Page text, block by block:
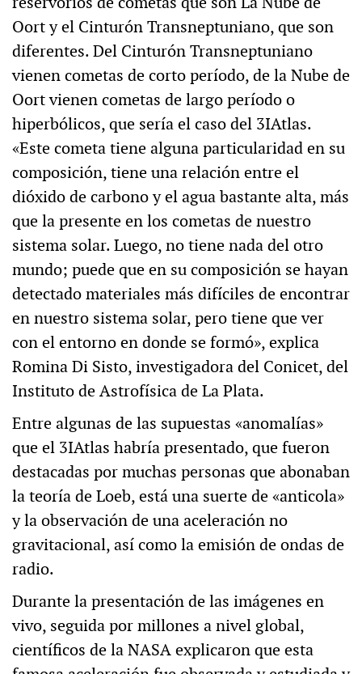
Oort y el Cinturón Transneptuniano, que son
diferentes. Del Cinturón Transneptuniano
vienen cometas de corto período, de la Nube de
Oort vienen cometas de largo período o
hiperbólicos, que sería el caso del 3IAtlas.
«Este cometa tiene alguna particularidad en su
composición, tiene una relación entre el
dióxido de carbono y el agua bastante alta, más
que la presente en los cometas de nuestro
sistema solar. Luego, no tiene nada del otro
mundo; puede que en su composición se hayan
detectado materiales más difíciles de encontrar
en nuestro sistema solar, pero tiene que ver
con el entorno en donde se formó», explica
Romina Di Sisto, investigadora del Conicet, del
Instituto de Astrofísica de La Plata.
Entre algunas de las supuestas «anomalías»
que el 3IAtlas habría presentado, que fueron
destacadas por muchas personas que abonaban
la teoría de Loeb, está una suerte de «anticola»
y la observación de una aceleración no
gravitacional, así como la emisión de ondas de
radio.
Durante la presentación de las imágenes en
vivo, seguida por millones a nivel global,
científicos de la NASA explicaron que esta